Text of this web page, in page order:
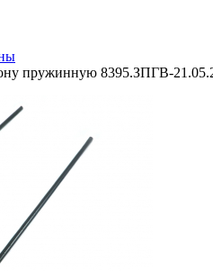
пружинную 8395.ЗПГВ-